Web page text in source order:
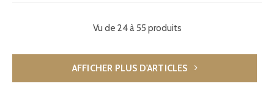
Vu de 24 à 55 produits
AFFICHER PLUS D'ARTICLES